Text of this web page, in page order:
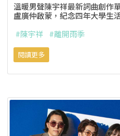
溫暖男聲陳宇祥最新詞曲創作
盧廣仲啟蒙，紀念四年大學生
#陳宇祥 #離開雨季
閱讀更多